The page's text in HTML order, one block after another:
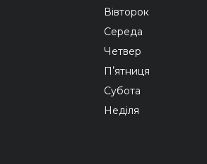
Вівторок
Середа
Четвер
Пʼятниця
Субота
Неділя